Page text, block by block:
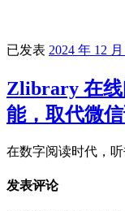
已发表 2024 年 12 月
Zlibrary 在线
能，取代微
在数字阅读时代，
发表评论